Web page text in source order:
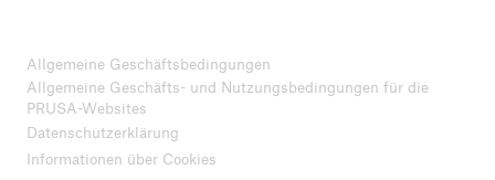
Allgemeine Geschäftsbedingungen
Allgemeine Geschäfts- und Nutzungsbedingungen für die
PRUSA-Websites
Datenschutzerklärung
Informationen über Cookies